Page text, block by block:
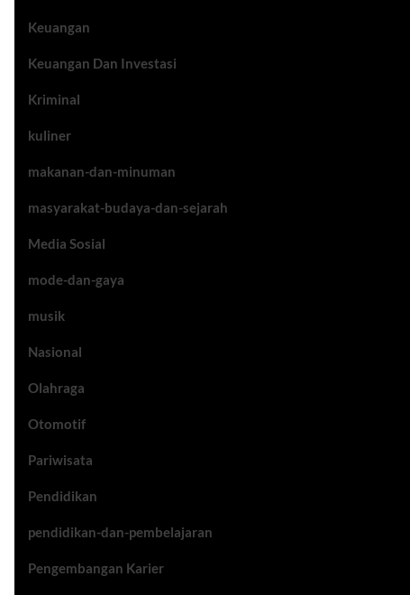
Keuangan
Keuangan Dan Investasi
Kriminal
kuliner
makanan-dan-minuman
masyarakat-budaya-dan-sejarah
Media Sosial
mode-dan-gaya
musik
Nasional
Olahraga
Otomotif
Pariwisata
Pendidikan
pendidikan-dan-pembelajaran
Pengembangan Karier